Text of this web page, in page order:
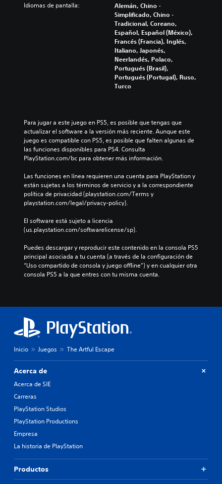
Idiomas de pantalla:
Alemán, Chino -
Simplificado, Chino -
Tradicional, Coreano,
Español, Español (México),
Francés (Francia), Inglés,
Italiano, Japonés,
Neerlandés, Polaco,
Portugués (Brasil),
Portugués (Portugal), Ruso,
Turco
Para jugar a este juego en PS5, es posible que tengas que
actualizar el software a la versión más reciente. Aunque este
juego es compatible con PS5, es posible que falten algunas de
las funciones disponibles para PS4. Consulta
PlayStation.com/bc para obtener más información.
Las funciones en línea requieren una cuenta para PlayStation y
están sujetas a los términos de servicio y a la correspondiente
política de privacidad (playstation.com/Terms y
playstation.com/legal/privacy-policy).
El software está sujeto a licencia
(us.playstation.com/softwarelicense/sp).
Puedes descargar y reproducir este contenido en la consola PS5
principal asociada a tu cuenta (a través de la configuración de
“Uso compartido de consola y juego offline”) y en cualquier otra
consola PS5 a la que entres con tu misma cuenta.
Inicio Juegos The Artful Escape
Acerca de
Acerca de SIE
Carreras
PlayStation Studios
PlayStation Productions
Empresa
La historia de PlayStation
Productos